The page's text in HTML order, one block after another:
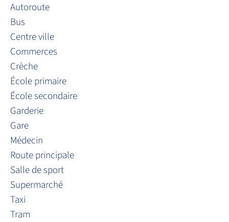
Autoroute
Bus
Centre ville
Commerces
Crèche
École primaire
École secondaire
Garderie
Gare
Médecin
Route principale
Salle de sport
Supermarché
Taxi
Tram